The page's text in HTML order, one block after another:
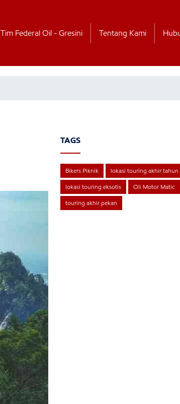
Tim Federal Oil - Gresini Tentang Kami
TAGS
Bikers Piknik lokasi touring akhir tahun
lokasi touring eksotis Oli Motor Matic
touring akhir pekan